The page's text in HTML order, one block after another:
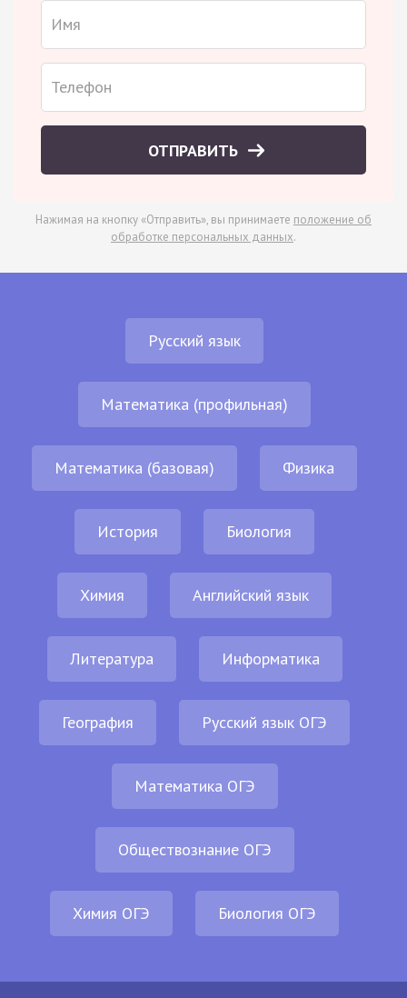
ОТПРАВИТЬ
Нажимая на кнопку «Отправить», вы принимаете положение об
обработке персональных данных.
Русский язык
Математика (профильная)
Математика (базовая) Физика
История Биология
Химия Английский язык
Литература Информатика
География Русский язык ОГЭ
Математика ОГЭ
Обществознание ОГЭ
Химия ОГЭ Биология ОГЭ